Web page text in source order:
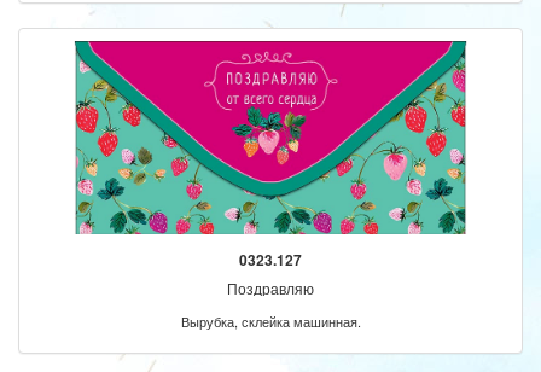
0323.127
Поздравляю
Вырубка, склейка машинная.